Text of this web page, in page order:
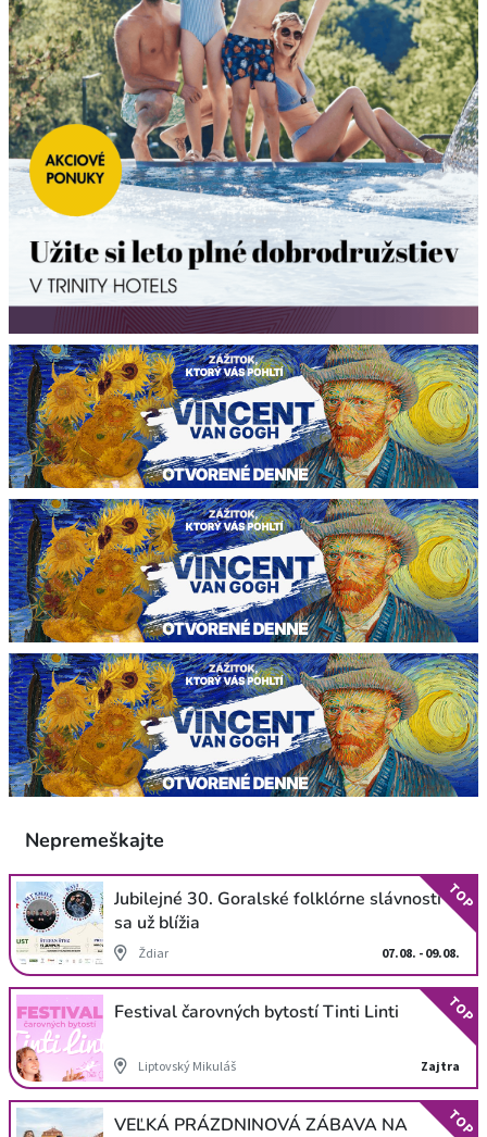
Nepremeškajte
Jubilejné 30. Goralské folklórne slávnosti
sa už blížia
Ždiar 07.08. - 09.08.
TOP
Festival čarovných bytostí Tinti Linti
Liptovský Mikuláš Zajtra
TOP
VEĽKÁ PRÁZDNINOVÁ ZÁBAVA NA
TOP